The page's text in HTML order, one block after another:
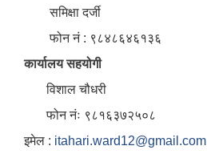
समिक्षा दर्जी
फोन नं : ९८४८६४६१३६
कार्यालय सहयोगी
विशाल चौधरी
फोन नंः ९८१६३७२५०८
इमेल : itahari.ward12@gmail.com